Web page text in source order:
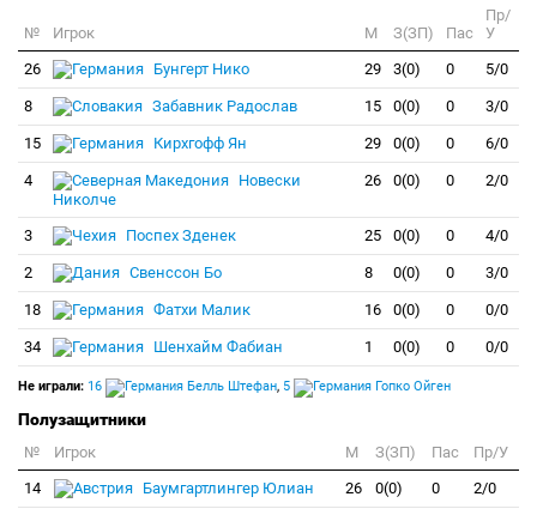
№ Игрок M З(ЗП) Пас
Пр/
У
26
Бунгерт Нико 29 3(0) 0 5/0
8 Забавник Радослав 15 0(0) 0 3/0
15 Кирхгофф Ян 29 0(0) 0 6/0
4
Новески
Николче
26 0(0) 0 2/0
3 Поспех Зденек 25 0(0) 0 4/0
2 Свенссон Бо 8 0(0) 0 3/0
18 Фатхи Малик 16 0(0) 0 0/0
34 Шенхайм Фабиан 1 0(0) 0 0/0
Не играли: 16 Белль Штефан, 5 Гопко Ойген
Полузащитники
№ Игрок M З(ЗП) Пас
Пр/У
14
Баумгартлингер Юлиан 26 0(0) 0 2/0